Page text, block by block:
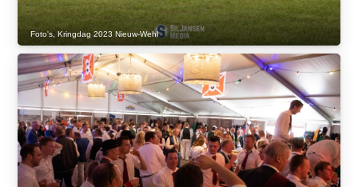
Foto's ,Kringdag 2023 Nieuw-Wehl